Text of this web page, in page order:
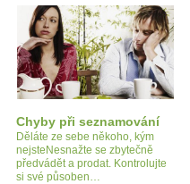
Chyby při seznamování
Děláte ze sebe někoho, kým
nejsteNesnažte se zbytečně
předvádět a prodat. Kontrolujte
si své působen…